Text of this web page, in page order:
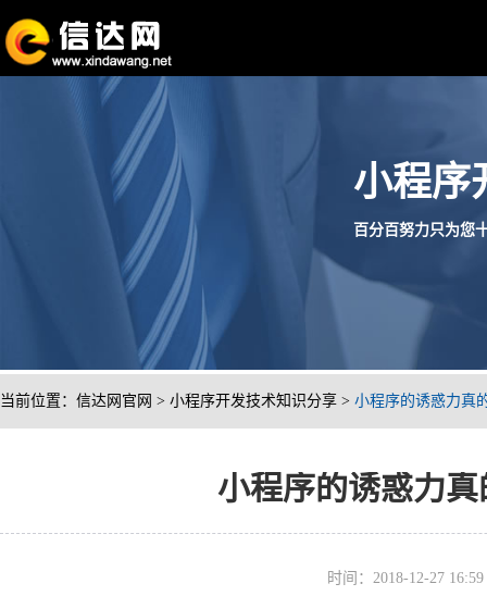
小程序
百分百努力只为您
当前位置： 信达网官网 > 小程序开发技术知识分享 > 小程序的诱惑力真
小程序的诱惑力
时间：2018-12-27